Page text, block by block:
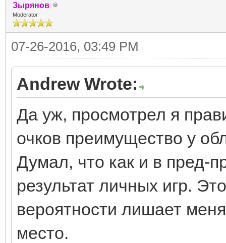
Зырянов
Moderator
07-26-2016, 03:49 PM
Andrew Wrote:
Да уж, просмотрел я
очков преимущество у
Думал, что как и в пред-
результат личных игр.
вероятности лишает
место.